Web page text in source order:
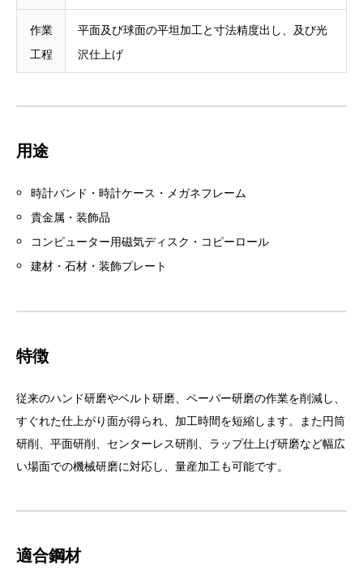
作業
工程
平面及び球面の平坦加工と寸法精度出し、及び光
沢仕上げ
用途
時計バンド・時計ケース・メガネフレーム
貴金属・装飾品
コンピューター用磁気ディスク・コピーロール
建材・石材・装飾プレート
特徴
従来のハンド研磨やベルト研磨、ペーパー研磨の作業を削減し、
すぐれた仕上がり面が得られ、加工時間を短縮します。また円筒
研削、平面研削、センターレス研削、ラップ仕上げ研磨など幅広
い場面での機械研磨に対応し、量産加工も可能です。
適合鋼材